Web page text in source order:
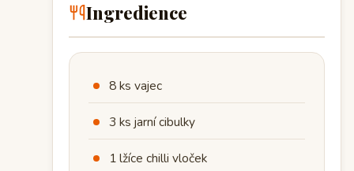
Ingredience
8 ks vajec
3 ks jarní cibulky
1 lžíce chilli vloček